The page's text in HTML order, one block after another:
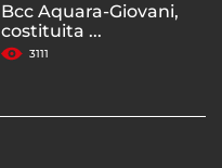
Bcc Aquara-Giovani,
costituita ...
3111